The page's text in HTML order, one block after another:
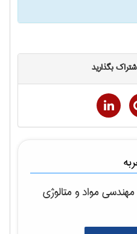
بگذارید
مهندسی مواد و متالوژی